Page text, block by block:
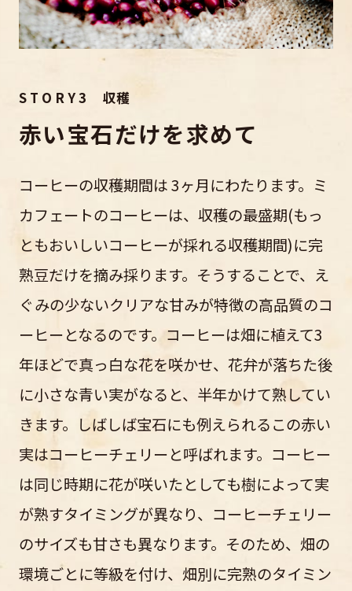
S T O R Y 3 収穫
赤い宝石だけを求めて
コーヒーの収穫期間は 3ヶ月にわたります。ミ
カフェートのコーヒーは、収穫の最盛期(もっ
ともおいしいコーヒーが採れる収穫期間)に完
熟豆だけを摘み採ります。そうすることで、え
ぐみの少ないクリアな甘みが特徴の高品質のコ
ーヒーとなるのです。コーヒーは畑に植えて3
年ほどで真っ白な花を咲かせ、花弁が落ちた後
に小さな青い実がなると、半年かけて熟してい
きます。しばしば宝石にも例えられるこの赤い
実はコーヒーチェリーと呼ばれます。コーヒー
は同じ時期に花が咲いたとしても樹によって実
が熟すタイミングが異なり、コーヒーチェリー
のサイズも甘さも異なります。そのため、畑の
環境ごとに等級を付け、畑別に完熟のタイミン